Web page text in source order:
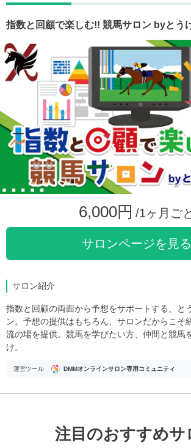
指数と回顧で楽しむ!! 競馬サロン byとう
6,000円 /1ヶ月ご
サロンページを見る
サロン紹介
指数と回顧の両面から予想をサポートする、と
ン。予想の提供はもちろん、サロンだからこそ
流の場を提供。競馬を学びたい方、仲間と競馬
け。
運営ツール DMMオンラインサロン専用コミュニティ
注目のおすすめサ